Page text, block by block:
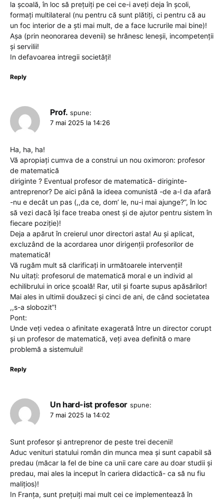
la școală, în loc să prețuiți pe cei ce-i aveți deja în școli,
formați multilateral (nu pentru că sunt plătiți, ci pentru că au
un foc interior de a ști mai mult, de a face lucrurile mai bine)!
Așa (prin neonorarea devenii) se hrănesc leneșii, incompetenții
și servilii!
In defavoarea intregii societăți!
Reply
Prof. spune:
7 mai 2025 la 14:26
Ha, ha, ha!
Vă apropiați cumva de a construi un nou oximoron: profesor
de matematică
diriginte ? Eventual profesor de matematică- diriginte-
antreprenor? De aici până la ideea comunistă -de a-l da afară
-nu e decât un pas (,,da ce, dom’ le, nu-i mai ajunge?”, în loc
să vezi dacă își face treaba onest și de ajutor pentru sistem în
fiecare poziție)!
Deja a apărut în creierul unor directori asta! Au și aplicat,
excluzând de la acordarea unor dirigenții profesorilor de
matematică!
Vă rugăm mult să clarificați in următoarele intervenții!
Nu uitați: profesorul de matematică moral e un individ al
echilibrului in orice școală! Rar, util și foarte supus apăsărilor!
Mai ales in ultimii douăzeci și cinci de ani, de când societatea
,,s-a slobozit”!
Pont:
Unde veți vedea o afinitate exagerată între un director corupt
și un profesor de matematică, veți avea definită o mare
problemă a sistemului!
Reply
Un hard-ist profesor spune:
7 mai 2025 la 14:02
Sunt profesor și antreprenor de peste trei decenii!
Aduc venituri statului român din munca mea și sunt capabil să
predau (măcar la fel de bine ca unii care care au doar studii și
predau, mai ales la inceput în cariera didactică- ca să nu fiu
malițios)!
In Franța, sunt prețuiți mai mult cei ce implementează în